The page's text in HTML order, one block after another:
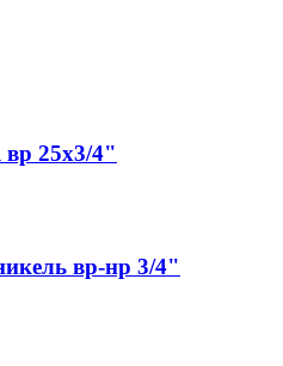
25х3/4"
вр-нр 3/4"